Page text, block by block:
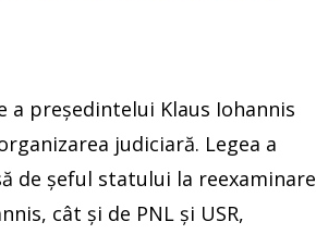
preşedintelui Klaus Iohannis
judiciară. Legea a
de şeful statului la reexaminare
cât şi de PNL şi USR,